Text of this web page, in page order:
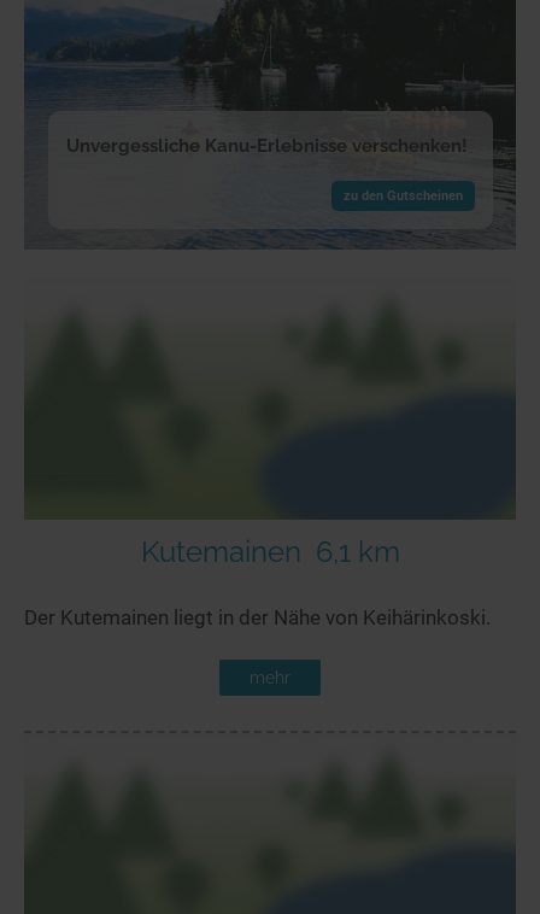
Unvergessliche Kanu-Erlebnisse verschenken!
zu den Gutscheinen
Kutemainen 6,1 km
Der Kutemainen liegt in der Nähe von Keihärinkoski.
mehr